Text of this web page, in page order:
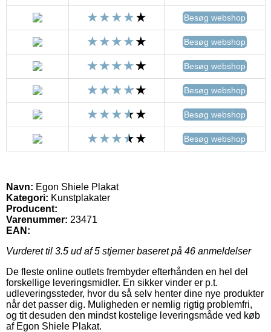
Besøg webshop
Besøg webshop
Besøg webshop
Besøg webshop
Besøg webshop
Besøg webshop
Navn: Egon Shiele Plakat
Kategori: Kunstplakater
Producent:
Varenummer: 23471
EAN:
Vurderet til 3.5 ud af 5 stjerner baseret på 46 anmeldelser
De fleste online outlets frembyder efterhånden en hel del
forskellige leveringsmidler. En sikker vinder er p.t.
udleveringssteder, hvor du så selv henter dine nye produkter
når det passer dig. Muligheden er nemlig rigtig problemfri,
og tit desuden den mindst kostelige leveringsmåde ved køb
af Egon Shiele Plakat.